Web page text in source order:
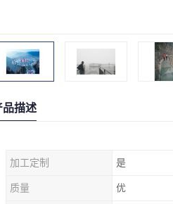
品描述
加工定制 是
质量 优